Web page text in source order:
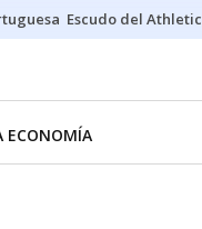
Escudo del Athletic
ECONOMÍA